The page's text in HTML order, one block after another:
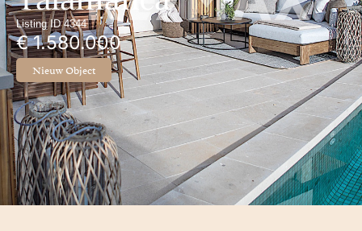
Listing ID 4344
€ 1.580.000
Nieuw Object